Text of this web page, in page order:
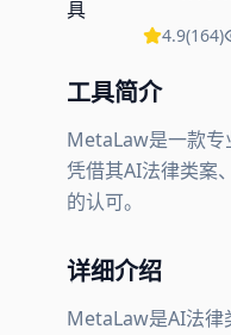
4.9(164)
工具简介
MetaLaw是一款专
凭借其AI法律类案
的认可。
详细介绍
MetaLaw是AI法律